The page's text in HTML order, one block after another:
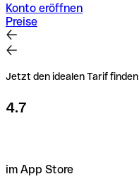
Konto eröffnen
Preise
Jetzt den idealen Tarif finden
4.7
im App Store